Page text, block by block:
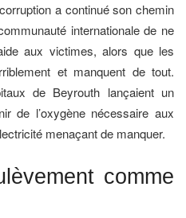
a continué son chemin
internationale de ne
aux victimes, alors que les
et manquent de tout.
de Beyrouth lançaient un
de l’oxygène nécessaire aux
menaçant de manquer.
comme